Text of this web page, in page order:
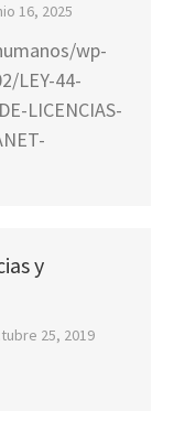
16, 2025
wp-
LEY-44-
LICENCIAS-
y
25, 2019